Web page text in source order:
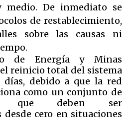
medio. De inmediato se
de restablecimiento,
sobre las causas ni
de Energía y Minas
reinicio total del sistema
debido a que la red
como un conjunto de
que deben ser
cero en situaciones